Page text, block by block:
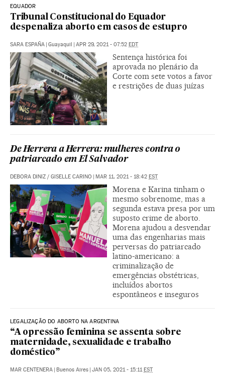
EQUADOR
Tribunal Constitucional do Equador
despenaliza aborto em casos de estupro
SARA ESPAÑA Guayaquil APR 29, 2021 - 07:52 EDT
Sentença histórica foi
aprovada no plenário da
Corte com sete votos a favor
e restrições de duas juízas
De Herrera a Herrera: mulheres contra o
patriarcado em El Salvador
DEBORA DINIZ / GISELLE CARINO MAR 11, 2021 - 18:42 EST
Morena e Karina tinham o
mesmo sobrenome, mas a
segunda estava presa por um
suposto crime de aborto.
Morena ajudou a desvendar
uma das engenharias mais
perversas do patriarcado
latino-americano: a
criminalização de
emergências obstétricas,
incluídos abortos
espontâneos e inseguros
LEGALIZAÇÃO DO ABORTO NA ARGENTINA
“A opressão feminina se assenta sobre
maternidade, sexualidade e trabalho
doméstico”
MAR CENTENERA Buenos Aires JAN 05, 2021 - 15:11 EST